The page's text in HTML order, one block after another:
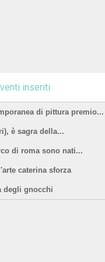
inseriti
di pittura premio...
è sagra della...
di roma sono nati...
caterina sforza
degli gnocchi